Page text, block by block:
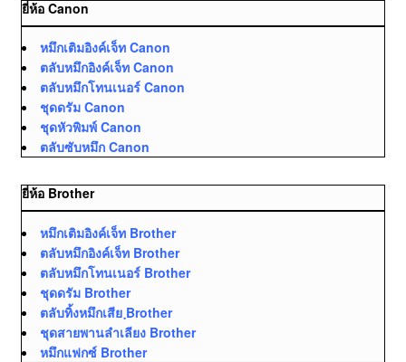
ยี่ห้อ Canon
หมึกเติมอิงค์เจ็ท Canon
ตลับหมึกอิงค์เจ็ท Canon
ตลับหมึกโทนเนอร์ Canon
ชุดดรัม Canon
ชุดหัวพิมพ์ Canon
ตลับซับหมึก Canon
ยี่ห้อ Brother
หมึกเติมอิงค์เจ็ท Brother
ตลับหมึกอิงค์เจ็ท Brother
ตลับหมึกโทนเนอร์ Brother
ชุดดรัม Brother
ตลับทิ้งหมึกเสีย ฺBrother
ชุดสายพานลำเลียง Brother
หมึกแฟกซ์ Brother